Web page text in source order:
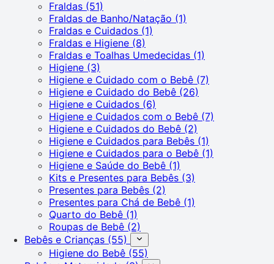
Fraldas (51)
Fraldas de Banho/Natação (1)
Fraldas e Cuidados (1)
Fraldas e Higiene (8)
Fraldas e Toalhas Umedecidas (1)
Higiene (3)
Higiene e Cuidado com o Bebê (7)
Higiene e Cuidado do Bebê (26)
Higiene e Cuidados (6)
Higiene e Cuidados com o Bebê (7)
Higiene e Cuidados do Bebê (2)
Higiene e Cuidados para Bebês (1)
Higiene e Cuidados para o Bebê (1)
Higiene e Saúde do Bebê (1)
Kits e Presentes para Bebês (3)
Presentes para Bebês (2)
Presentes para Chá de Bebê (1)
Quarto do Bebê (1)
Roupas de Bebê (2)
Bebês e Crianças (55)
Higiene do Bebê (55)